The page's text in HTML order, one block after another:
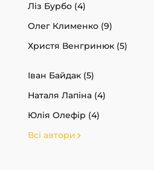
Ліз Бурбо (4)
Олег Клименко (9)
Христя Венгринюк (5)
Іван Байдак (5)
Наталя Лапіна (4)
Юлія Олефір (4)
Всі автори